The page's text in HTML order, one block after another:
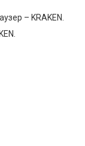
– KRAKEN.